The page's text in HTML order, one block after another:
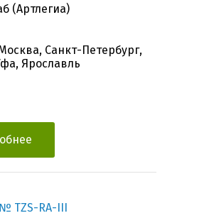
(Артлегиа)
Санкт-Петербург,
Ярославль
TZS-RA-III